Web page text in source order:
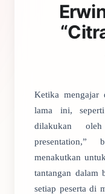
Ketika mengajar
lama ini,
dilakukan
menakutkan
tantangan dalam
setiap peserta di